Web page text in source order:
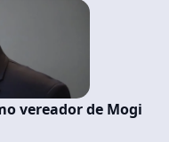
vereador de Mogi